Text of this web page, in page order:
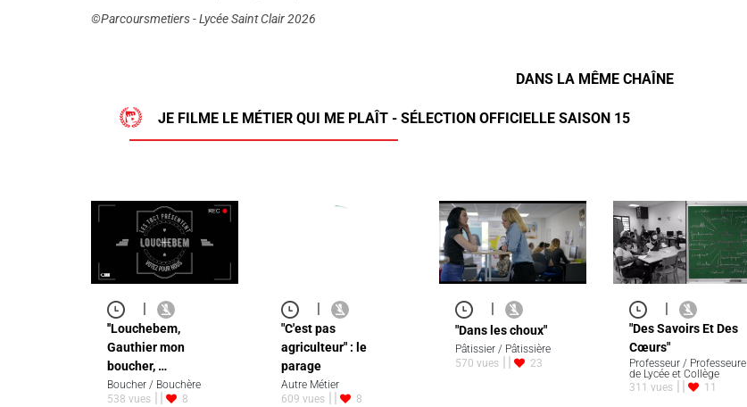
©Parcoursmetiers - Lycée Saint Clair 2026
DANS LA MÊME CHAÎNE
JE FILME LE MÉTIER QUI ME PLAÎT - SÉLECTION OFFICIELLE SAISON 15
''Louchebem,
Gauthier mon
boucher, …
Boucher / Bouchère
538 vues
8
"C'est pas
agriculteur" : le
parage
Autre Métier
609 vues
8
"Dans les choux"
Pâtissier / Pâtissière
570 vues
23
"Des Savoirs Et Des
Cœurs"
Professeur / Professeure
de Lycée et Collège
311 vues
11